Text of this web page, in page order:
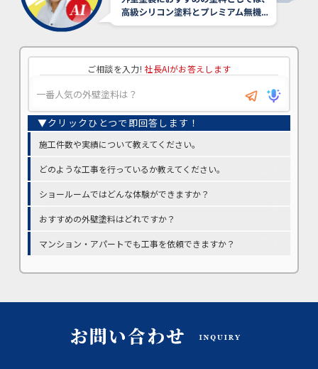
ご相談を入力! 社長AIがお答えします
施工件数や実績について教えてください。
どのような工事を行っているか教えてください。
ショールームではどんな体験ができますか？
おすすめの外壁塗料はどれですか？
マンション・アパートでも工事を依頼できますか？